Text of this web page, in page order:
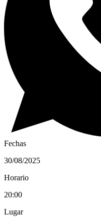
Fechas
30/08/2025
Horario
20:00
Lugar